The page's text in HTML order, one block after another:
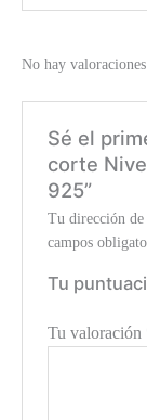
No hay valoraciones
Sé el
corte
925”
Tu dirección de
campos
Tu
Tu valoración